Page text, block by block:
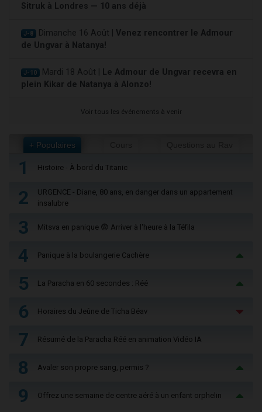
Sitruk à Londres — 10 ans déjà
J-8 Dimanche 16 Août | Venez rencontrer le Admour
de Ungvar à Natanya!
J-10 Mardi 18 Août |
Le Admour de Ungvar recevra en
plein Kikar de Natanya à Alonzo!
Voir tous les événements à venir
+ Populaires
1 Histoire - À bord du Titanic
2
URGENCE - Diane, 80 ans, en danger dans un appartement
insalubre
3 Mitsva en panique 😨 Arriver à l'heure à la Téfila
4 Panique à la boulangerie Cachère
5 La Paracha en 60 secondes : Réé
6 Horaires du Jeûne de Ticha Béav
7 Résumé de la Paracha Réé en animation Vidéo IA
8 Avaler son propre sang, permis ?
9 Offrez une semaine de centre aéré à un enfant orphelin